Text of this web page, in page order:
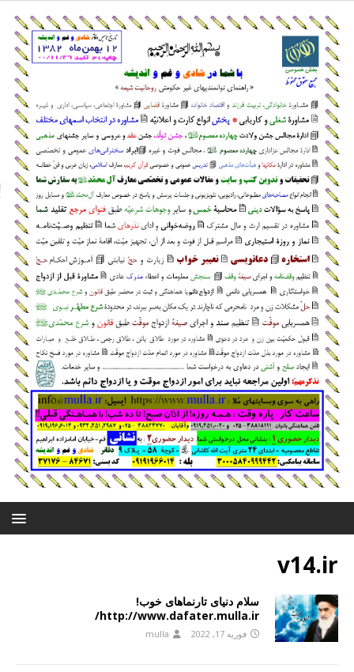
v14.ir
سلام دنیای تارنماهای خوب!
http://www.dafater.mulla.ir/
فوریه 17, 2022 mulla